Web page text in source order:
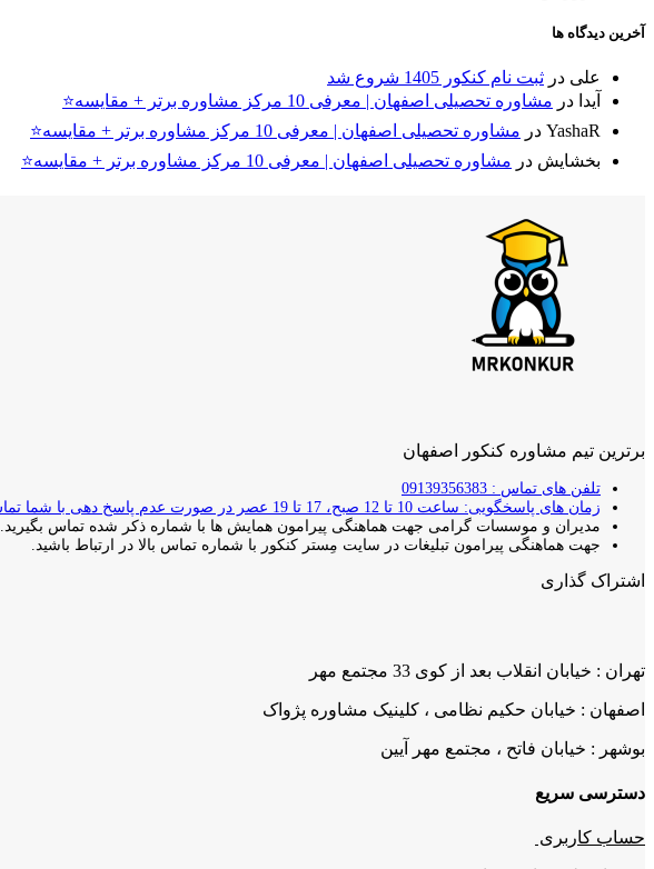
آخرین دیدگاه ها
علی در ثبت نام کنکور 1405 شروع شد
آیدا در مشاوره تحصیلی اصفهان | معرفی 10 مرکز مشاوره برتر + مقایسه⭐
YashaR در مشاوره تحصیلی اصفهان | معرفی 10 مرکز مشاوره برتر + مقایسه⭐
بخشایش در مشاوره تحصیلی اصفهان | معرفی 10 مرکز مشاوره برتر + مقایسه⭐
برترین تیم مشاوره کنکور اصفهان
تلفن های تماس : 09139356383
زمان های پاسخگویی: ساعت 10 تا 12 صبح، 17 تا 19 عصر در صورت عدم پاسخ دهی با شما تماس گرفته خواهد شد.
مدیران و موسسات گرامی جهت هماهنگی پیرامون همایش ها با شماره ذکر شده تماس بگیرید.
جهت هماهنگی پیرامون تبلیغات در سایت مِستر کنکور با شماره تماس بالا در ارتباط باشید.
اشتراک گذاری
تهران : خیابان انقلاب بعد از کوی 33 مجتمع مهر
اصفهان : خیابان حکیم نظامی ، کلینیک مشاوره پژواک
بوشهر : خیابان فاتح ، مجتمع مهر آیین
دسترسی سریع
حساب کاربری